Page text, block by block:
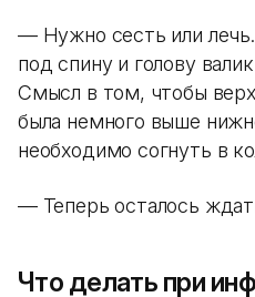
— Нужно сесть или
под спину и голову
Смысл в том, чтобы
была немного выше
необходимо согнуть в
— Теперь осталось
Что делать при